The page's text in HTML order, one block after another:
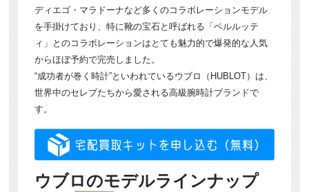
ディエゴ・マラドーナなど多くのコラボレーションモデル
を手掛けており、特に靴の宝石と呼ばれる「ベルルッテ
ィ」とのコラボレーションはとても魅力的で爆発的な人気
からほぼ予約で完売しました。
“成功者が巻く時計”といわれているウブロ（HUBLOT）は、
世界中のセレブたちから愛される高級腕時計ブランドで
す。
ウブロのモデルラインナップ